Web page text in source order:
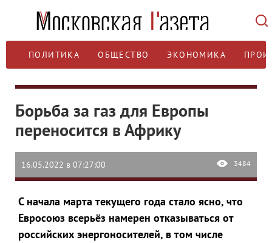
ПОЛИТИКА ОБЩЕСТВО ЭКОНОМИКА
Борьба за газ для Европы
переносится в Африку
16.05.2022 в 07:27:00 3484
С начала марта текущего года стало ясно, что
Евросоюз всерьёз намерен отказываться от
российских энергоносителей, в том числе